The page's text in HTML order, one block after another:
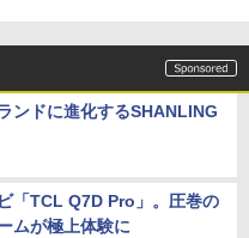
ンドに進化するSHANLING
「TCL Q7D Pro」。圧巻の
ムが極上体験に